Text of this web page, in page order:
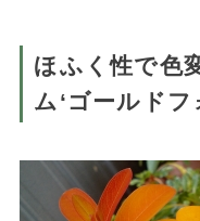
ほふく性で色
ム‘ゴールドフ